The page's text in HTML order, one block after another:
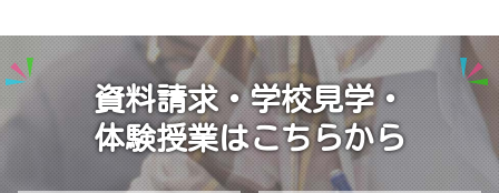
演技の授業風景
Vtuberという表現を学ぶ
2025
2024
2023
資料請求・学校見学・
体験授業はこちらから